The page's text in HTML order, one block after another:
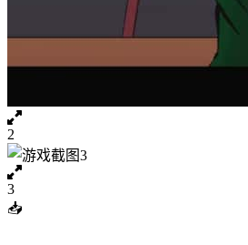
2
3
📥